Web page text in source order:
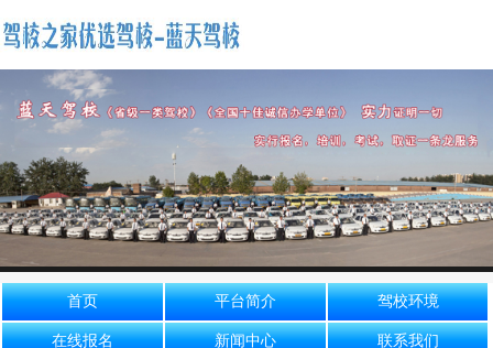
首页 平台简介 驾校环境
在线报名 新闻中心 联系我们